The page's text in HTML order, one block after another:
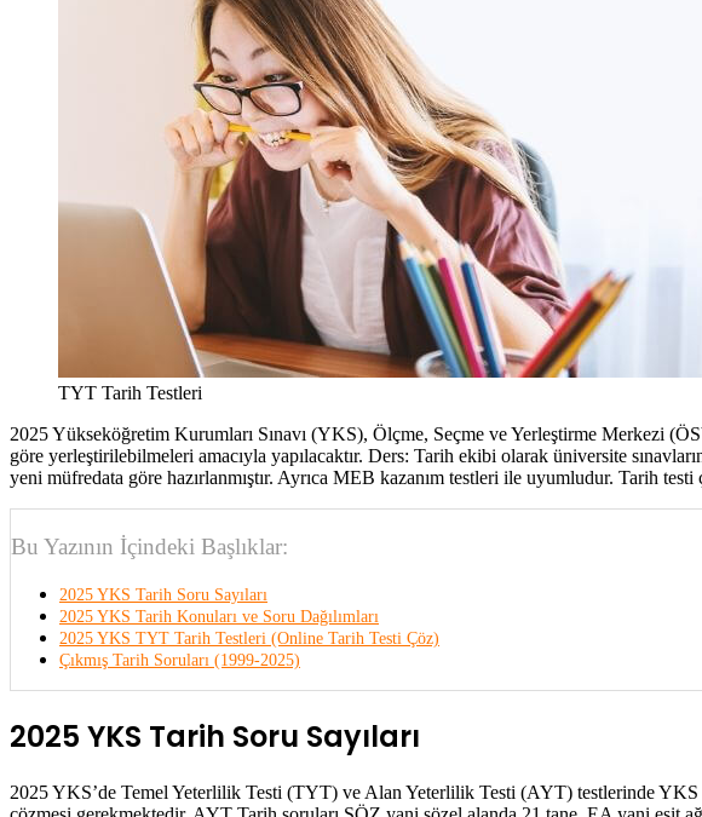
TYT Tarih Testleri
2025 Yükseköğretim Kurumları Sınavı (YKS), Ölçme, Seçme ve Yerleştirme Merkezi
göre yerleştirilebilmeleri amacıyla yapılacaktır. Ders: Tarih ekibi olarak üniversite
yeni müfredata göre hazırlanmıştır. Ayrıca MEB kazanım testleri ile uyumludur. Tarih testi
Bu Yazının İçindeki Başlıklar:
2025 YKS Tarih Soru Sayıları
2025 YKS Tarih Konuları ve Soru Dağılımları
2025 YKS TYT Tarih Testleri (Online Tarih Testi Çöz)
Çıkmış Tarih Soruları (1999-2025)
2025 YKS Tarih Soru Sayıları
2025 YKS’de Temel Yeterlilik Testi (TYT) ve Alan Yeterlilik Testi (AYT) testlerinde YKS